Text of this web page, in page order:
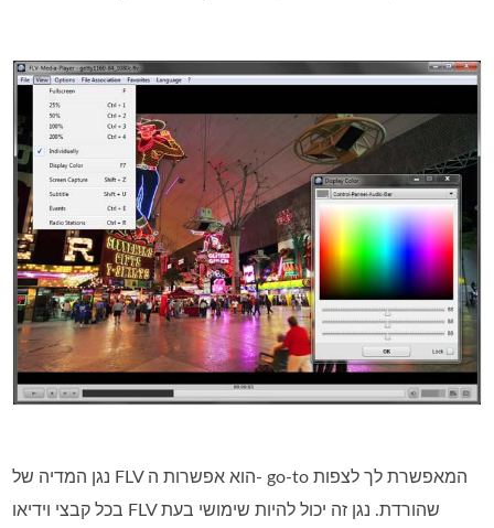
נגן המדיה של FLV הוא אפשרות ה- go-to המאפשרת לך לצפות
בכל קבצי וידיאו FLV שהורדת. נגן זה יכול להיות שימושי בעת